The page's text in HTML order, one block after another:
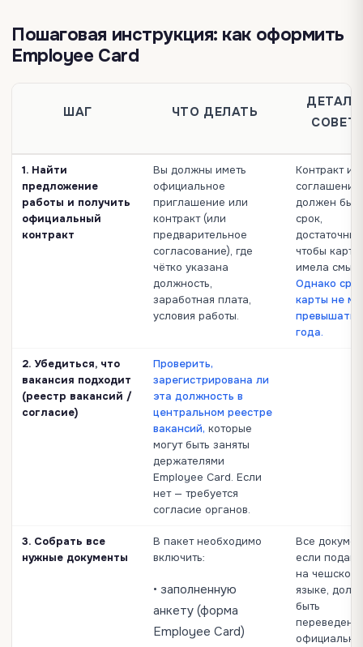
Пошаговая инструкция: как оформить
Employee Card
ШАГ ЧТО ДЕЛАТЬ
1. Найти
предложение
работы и получить
официальный
контракт
Вы должны иметь
официальное
приглашение или
контракт (или
предварительное
согласование), где
чётко указана
должность,
заработная плата,
условия работы.
Контракт
соглашение
должен
срок,
чтобы карта
имела
Однако срок
карты не
превышать
года.
2. Убедиться, что
вакансия подходит
(реестр вакансий /
согласие)
Проверить,
зарегистрирована ли
эта должность в
центральном реестре
вакансий, которые
могут быть заняты
держателями
Employee Card. Если
нет — требуется
согласие органов.
3. Собрать все
нужные документы
В пакет необходимо
включить:
• заполненную
анкету (форма
Employee Card)
Все
если
на чешском
языке,
быть
переведены